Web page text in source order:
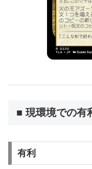
■ 現環境での有
有利